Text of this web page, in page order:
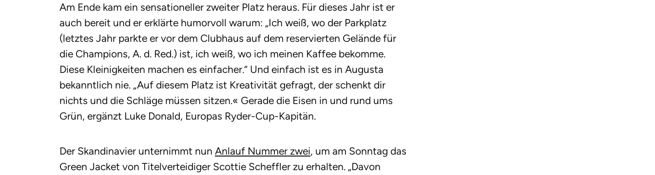
Am Ende kam ein sensationeller zweiter Platz heraus. Für dieses Jahr ist er
auch bereit und er erklärte humorvoll warum: „Ich weiß, wo der Parkplatz
(letztes Jahr parkte er vor dem Clubhaus auf dem reservierten Gelände für
die Champions, A. d. Red.) ist, ich weiß, wo ich meinen Kaffee bekomme.
Diese Kleinigkeiten machen es einfacher.“ Und einfach ist es in Augusta
bekanntlich nie. „Auf diesem Platz ist Kreativität gefragt, der schenkt dir
nichts und die Schläge müssen sitzen.« Gerade die Eisen in und rund ums
Grün, ergänzt Luke Donald, Europas Ryder-Cup-Kapitän.
Der Skandinavier unternimmt nun Anlauf Nummer zwei, um am Sonntag das
Green Jacket von Titelverteidiger Scottie Scheffler zu erhalten. „Davon